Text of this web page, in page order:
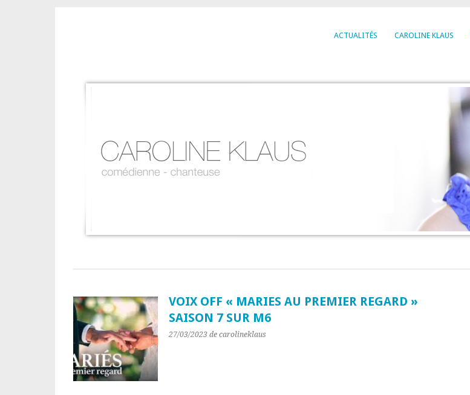
ACTUALITÉS CAROLINE KLAUS
VOIX OFF « MARIES AU PREMIER REGARD »
SAISON 7 SUR M6
27/03/2023 de carolineklaus